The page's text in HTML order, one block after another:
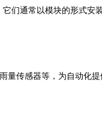
们通常以模块的形式安
量传感器等，为自动化提